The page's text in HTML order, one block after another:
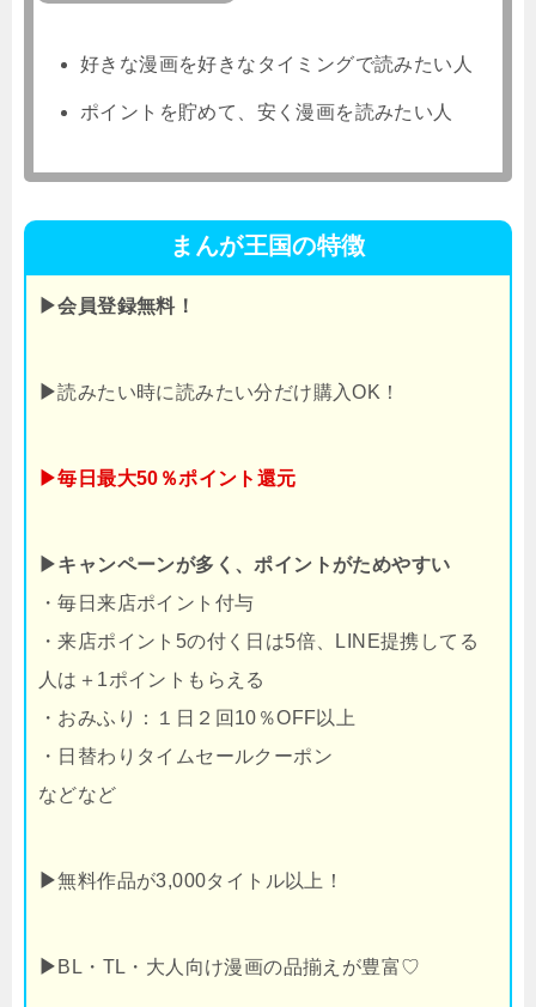
好きな漫画を好きなタイミングで読みたい人
ポイントを貯めて、安く漫画を読みたい人
まんが王国の特徴
▶会員登録無料！
▶読みたい時に読みたい分だけ購入OK！
▶毎日最大50％ポイント還元
▶キャンペーンが多く、ポイントがためやすい
・毎日来店ポイント付与
・来店ポイント5の付く日は5倍、LINE提携してる
人は＋1ポイントもらえる
・おみふり：１日２回10％OFF以上
・日替わりタイムセールクーポン
などなど
▶無料作品が3,000タイトル以上！
▶ BL・TL・大人向け漫画の品揃えが豊富♡